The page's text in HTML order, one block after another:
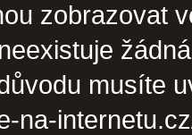
zobrazovat
musíte
na-